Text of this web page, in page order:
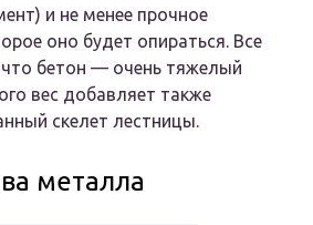
и не менее прочное
оно будет опираться. Все
что бетон — очень тяжелый
вес добавляет также
скелет лестницы.
металла